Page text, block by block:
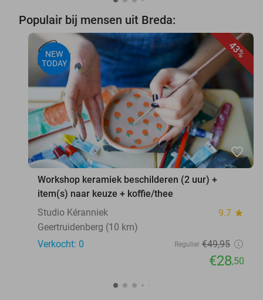
Populair bij mensen uit Breda:
43%
NEW
TODAY
favorite_border
Workshop keramiek beschilderen (2 uur) +
item(s) naar keuze + koffie/thee
Studio Kéranniek
9.7 star
Geertruidenberg (10 km)
Verkocht: 0
Regulier €49,95
€28,50